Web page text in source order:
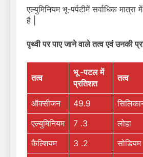
एल्युमिनियम भू-पर्पटीमें सर्वाधिक मात्रा
है |
पृथ्वी पर पाए जाने वाले तत्व एवं उनकी
तत्व
भू-पटल में
प्रतिशत
तत्व
ऑक्सीजन
49.9
एल्युमिनियम
7 .3 लोहा
कैल्शियम
3 .2 सोडियम